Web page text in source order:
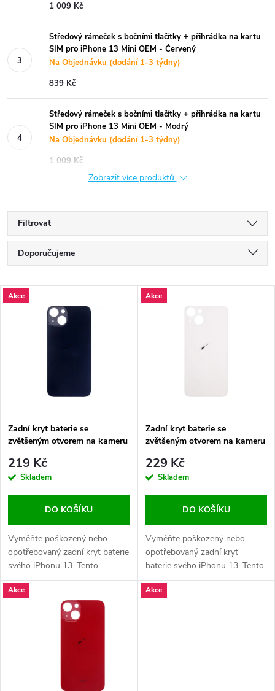
1 009 Kč
Středový rámeček s bočními tlačítky + přihrádka na kartu
SIM pro iPhone 13 Mini OEM - Červený
Na Objednávku (dodání 1-3 týdny)
839 Kč
Středový rámeček s bočními tlačítky + přihrádka na kartu
SIM pro iPhone 13 Mini OEM - Modrý
Na Objednávku (dodání 1-3 týdny)
1 009 Kč
Zobrazit více produktů
Filtrovat
Ř
a
p
r
o
d
u
k
Doporučujeme
Nejdražší
Nejprodávanější
V
s
p
r
d
u
k
Akce
Zadní kryt baterie se
zvětšeným otvorem na kameru
OEM - Černý
219 Kč
Skladem
DO KOŠÍKU
Vyměňte poškozený nebo
opotřebovaný zadní kryt baterie
svého iPhonu 13. Tento
náhradní kryt se zvětšeným
otvorem na kameru zajistí
dokonalý vzhled a ochranu
vašeho zařízení.
Akce
Zadní kryt baterie se
zvětšeným otvorem na kameru
229 Kč
Skladem
DO KOŠÍKU
Vyměňte poškozený nebo
opotřebovaný zadní kryt
baterie svého iPhonu 13. Tento
náhradní kryt se zvětšeným
otvorem na kameru zajistí
Akce Akce